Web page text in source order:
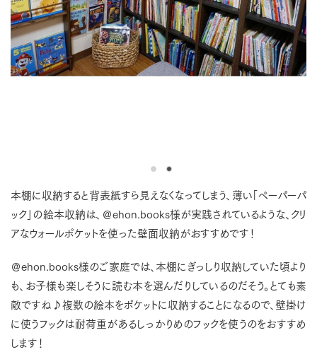
本棚に収納すると背表紙すら見えなくなってしまう、薄い「ペーパーパ
ック」の絵本収納は、＠ehon.books様が実践されているような、クリ
アなウォールポケットを使った壁面収納がおすすめです！
＠ehon.books様のご家庭では、本棚にぎっしり収納していた頃より
も、お子様も楽しそうに読む本を選んだりしているのだそう。とても素
敵ですね♪複数の絵本をポケットに収納することになるので、壁掛け
に使うフックは耐荷重があるしっかりめのフックを使うのをおすすめ
します！